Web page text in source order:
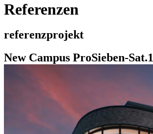
Referenzen
referenzprojekt
New Campus ProSieben-Sat.1